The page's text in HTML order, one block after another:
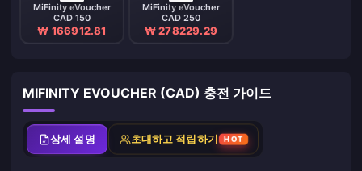
MiFinity eVoucher
CAD 150
₩ 166912.81
MiFinity eVoucher
CAD 250
₩ 278229.29
MIFINITY EVOUCHER (CAD) 충전 가이드
상세 설명 초대하고 적립하기 HOT